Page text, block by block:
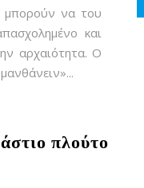
μπορούν να του
και
αρχαιότητα. Ο
πλούτο